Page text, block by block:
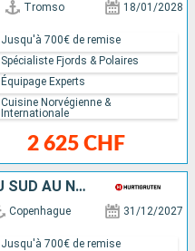
Tromso 18/01/2028
2 625 CHF
Jusqu'à 700€ de remise
Spécialiste Fjords & Polaires
Équipage Experts
Cuisine Norvégienne &
Internationale
LA LIGNE DE L’ARCTIQUE – DU SUD AU NORD
Copenhague 31/12/2027
Jusqu'à 700€ de remise